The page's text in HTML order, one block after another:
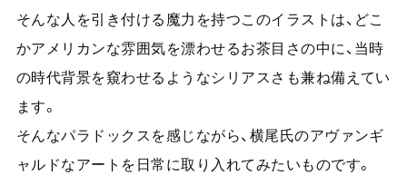
そんな人を引き付ける魔力を持つこのイラストは、どこ
かアメリカンな雰囲気を漂わせるお茶目さの中に、当時
の時代背景を窺わせるようなシリアスさも兼ね備えてい
ます。
そんなパラドックスを感じながら、横尾氏のアヴァンギ
ャルドなアートを日常に取り入れてみたいものです。